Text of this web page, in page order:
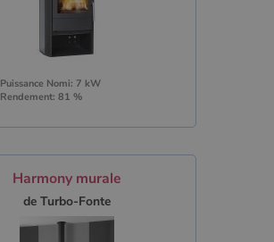
Puissance Nomi: 7 kW
Rendement: 81 %
Harmony murale
de Turbo-Fonte